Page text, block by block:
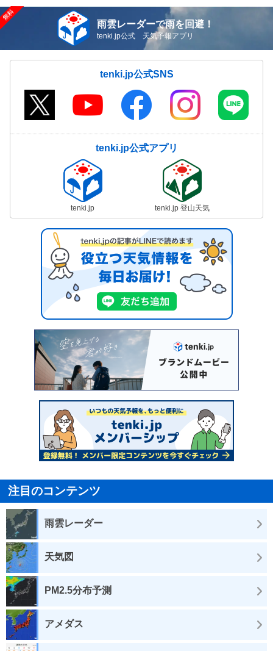
雨雲レーダーで雨を回避！
tenki.jp公式 天気予報アプリ
tenki.jp公式SNS
tenki.jp公式アプリ
tenki.jp tenki.jp 登山天気
注目のコンテンツ
雨雲レーダー
天気図
PM2.5分布予測
アメダス